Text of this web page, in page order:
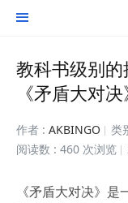

教科书级别
《矛盾大对
作者 : AKBINGO 类
阅读数 : 460 次浏览
《矛盾大对决》